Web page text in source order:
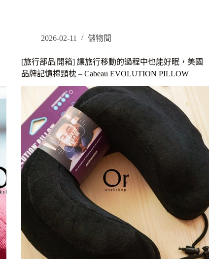
花
辦
公
購
配
美
食、
苗
必
買
手
禮、
分
2026-02-11 儲物間
[旅行部品|開箱] 讓旅行移動的過程中也能好眠，美國
品牌記憶棉頸枕 – Cabeau EVOLUTION PILLOW